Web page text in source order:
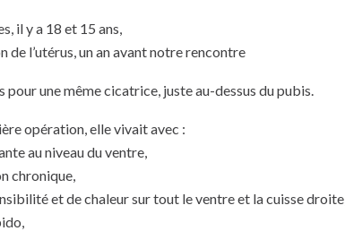
il y a 18 et 15 ans,
de l’utérus, un an avant notre rencontre
une même cicatrice, juste au-dessus du pubis.
opération, elle vivait avec :
au niveau du ventre,
chronique,
et de chaleur sur tout le ventre et la cuisse droite,